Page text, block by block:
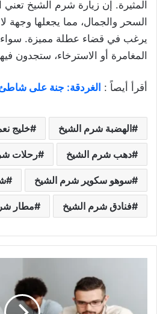
المثيرة. إن زيارة شرم الشيخ
السحر والجمال، مما يجعلها وجهة
يرغب في قضاء عطلة مميزة. سواء
المغامرة أو الاسترخاء، ستجدون
أقرأ أيصاً : الغردقة: جنة على شاطئ
الهضبة شرم الشيخ خليج
دهب شرم الشيخ رحلات
سوهو سكوير شرم الشيخ
فنادق شرم الشيخ مطار